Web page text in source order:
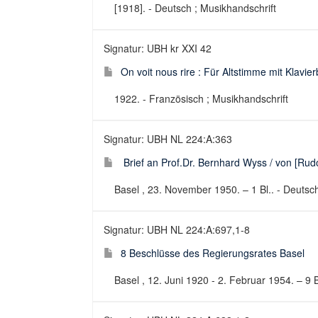
[1918]. - Deutsch ; Musikhandschrift
Signatur: UBH kr XXI 42
On voit nous rire : Für Altstimme mit
1922. - Französisch ; Musikhandschrift
Signatur: UBH NL 224:A:363
Brief an Prof.Dr. Bernhard Wyss / von
Basel , 23. November 1950. – 1 Bl.. -
Signatur: UBH NL 224:A:697,1-8
8 Beschlüsse des Regierungsrates Basel
Basel , 12. Juni 1920 - 2. Februar 1954. – 9